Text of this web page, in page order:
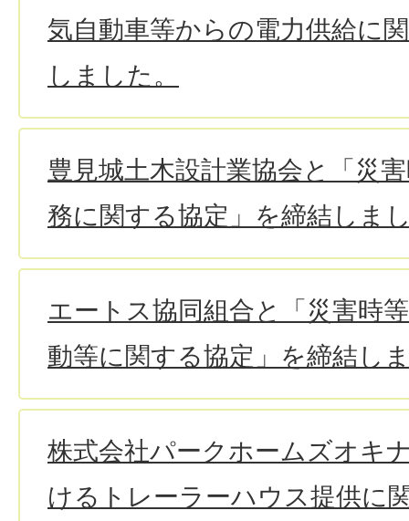
気自動車等からの電力供給に
しました。
豊見城土木設計業協会と「災
務に関する協定」を締結しま
エートス協同組合と「災害時
動等に関する協定」を締結し
株式会社パークホームズオキ
けるトレーラーハウス提供に